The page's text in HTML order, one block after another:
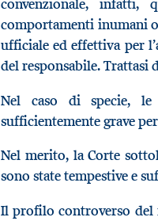
convenzionale, infatti,
comportamenti inumani
ufficiale ed effettiva per
del responsabile.
Nel caso di specie, le
sufficientemente grave
Nel merito, la Corte
sono state tempestive e
Il profilo controverso del